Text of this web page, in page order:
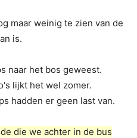
maar weinig te zien van de
is.
naar het bos geweest.
lijkt het wel zomer.
hadden er geen last van.
die we achter in de bus